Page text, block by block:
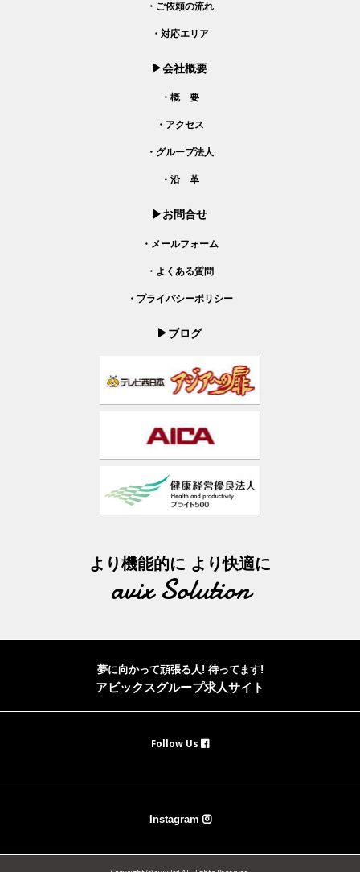
・ご依頼の流れ
・対応エリア
会社概要
・概 要
・アクセス
・グループ法人
・沿 革
お問合せ
・メールフォーム
・よくある質問
・プライバシーポリシー
ブログ
より機能的に より快適に
avix Solution
夢に向かって頑張る人! 待ってます!
アビックスグループ求人サイト
Follow Us
Instagram